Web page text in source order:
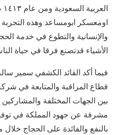
اومعسكر ابومساعد وهذه
والإنسانية والتطوع في خدمة
الأشياء قدتصنع فرقا في حياة
فيما أكد القائد الكشفي سمير
قطاع المراقبة والمتابعة في
بين الجهات المختلفة
مشرفة عن جهود المملكة في
بالنفع والفائدة على الحجاج